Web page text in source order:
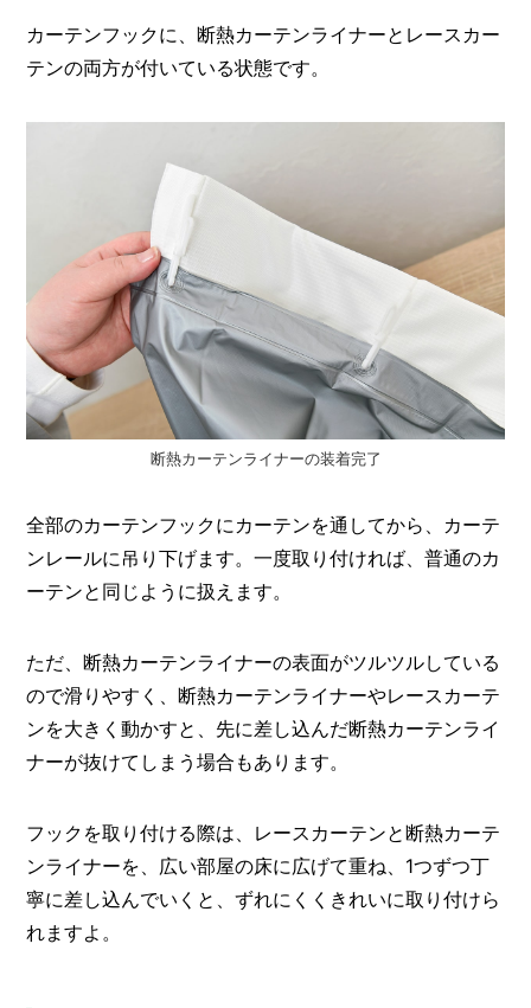
カーテンフックに、断熱カーテンライナーとレースカー
テンの両方が付いている状態です。
断熱カーテンライナーの装着完了
全部のカーテンフックにカーテンを通してから、カーテ
ンレールに吊り下げます。一度取り付ければ、普通のカ
ーテンと同じように扱えます。
ただ、断熱カーテンライナーの表面がツルツルしている
ので滑りやすく、断熱カーテンライナーやレースカーテ
ンを大きく動かすと、先に差し込んだ断熱カーテンライ
ナーが抜けてしまう場合もあります。
フックを取り付ける際は、レースカーテンと断熱カーテ
ンライナーを、広い部屋の床に広げて重ね、1つずつ丁
寧に差し込んでいくと、ずれにくくきれいに取り付けら
れますよ。